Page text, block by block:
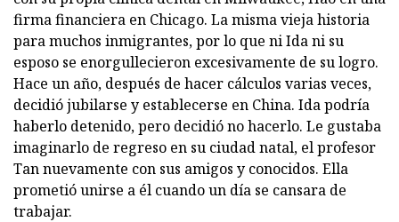
firma financiera en Chicago. La misma vieja historia
para muchos inmigrantes, por lo que ni Ida ni su
esposo se enorgullecieron excesivamente de su logro.
Hace un año, después de hacer cálculos varias veces,
decidió jubilarse y establecerse en China. Ida podría
haberlo detenido, pero decidió no hacerlo. Le gustaba
imaginarlo de regreso en su ciudad natal, el profesor
Tan nuevamente con sus amigos y conocidos. Ella
prometió unirse a él cuando un día se cansara de
trabajar.